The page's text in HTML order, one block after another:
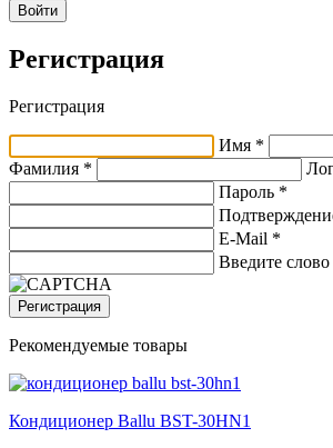
Войти
Регистрация
Регистрация
Имя *
Фамилия *
Пароль *
E-Mail *
Введите
Регистрация
Рекомендуемые товары
Кондиционер Ballu BST-30HN1